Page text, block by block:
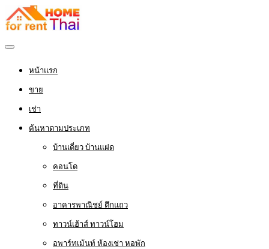
หน้าแรก
ขาย
เช่า
ค้นหาตามประเภท
บ้านเดี่ยว บ้านแฝด
คอนโด
ที่ดิน
อาคารพาณิชย์ ตึกแถว
ทาวน์เฮ้าส์ ทาวน์โฮม
อพาร์ทเม้นท์ ห้องเช่า หอพัก